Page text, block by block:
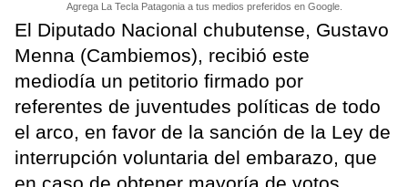
Agrega La Tecla Patagonia a tus medios preferidos en Google.
El Diputado Nacional chubutense, Gustavo
Menna (Cambiemos), recibió este
mediodía un petitorio firmado por
referentes de juventudes políticas de todo
el arco, en favor de la sanción de la Ley de
interrupción voluntaria del embarazo, que